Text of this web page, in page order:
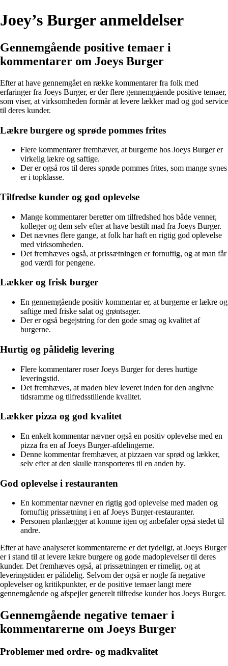
Joey’s Burger anmeldelser
Gennemgående positive temaer i
kommentarer om Joeys Burger
Efter at have gennemgået en række kommentarer fra folk med
erfaringer fra Joeys Burger, er der flere gennemgående positive temaer,
som viser, at virksomheden formår at levere lækker mad og god service
til deres kunder.
Lækre burgere og sprøde pommes frites
Flere kommentarer fremhæver, at burgerne hos Joeys Burger er
virkelig lækre og saftige.
Der er også ros til deres sprøde pommes frites, som mange synes
er i topklasse.
Tilfredse kunder og god oplevelse
Mange kommentarer beretter om tilfredshed hos både venner,
kolleger og dem selv efter at have bestilt mad fra Joeys Burger.
Det nævnes flere gange, at folk har haft en rigtig god oplevelse
med virksomheden.
Det fremhæves også, at prissætningen er fornuftig, og at man får
god værdi for pengene.
Lækker og frisk burger
En gennemgående positiv kommentar er, at burgerne er lækre og
saftige med friske salat og grøntsager.
Der er også begejstring for den gode smag og kvalitet af
burgerne.
Hurtig og pålidelig levering
Flere kommentarer roser Joeys Burger for deres hurtige
leveringstid.
Det fremhæves, at maden blev leveret inden for den angivne
tidsramme og tilfredsstillende kvalitet.
Lækker pizza og god kvalitet
En enkelt kommentar nævner også en positiv oplevelse med en
pizza fra en af Joeys Burger-afdelingerne.
Denne kommentar fremhæver, at pizzaen var sprød og lækker,
selv efter at den skulle transporteres til en anden by.
God oplevelse i restauranten
En kommentar nævner en rigtig god oplevelse med maden og
fornuftig prissætning i en af Joeys Burger-restauranter.
Personen planlægger at komme igen og anbefaler også stedet til
andre.
Efter at have analyseret kommentarerne er det tydeligt, at Joeys Burger
er i stand til at levere lækre burgere og gode madoplevelser til deres
kunder. Det fremhæves også, at prissætningen er rimelig, og at
leveringstiden er pålidelig. Selvom der også er nogle få negative
oplevelser og kritikpunkter, er de positive temaer langt mere
gennemgående og afspejler generelt tilfredse kunder hos Joeys Burger.
Gennemgående negative temaer i
kommentarerne om Joeys Burger
Problemer med ordre- og madkvalitet